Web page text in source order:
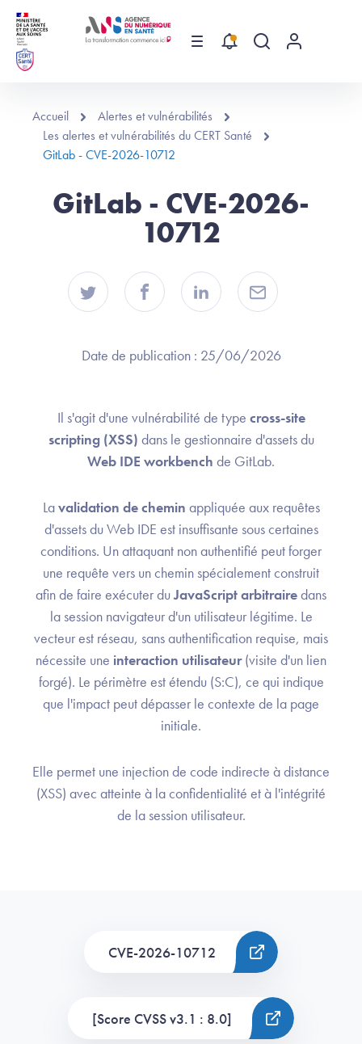
Aller au contenu principal
Menu Recherche
Menu
Accueil
Alertes et vulnérabilités
Les alertes et vulnérabilités du CERT Santé
GitLab - CVE-2026-10712
GitLab - CVE-2026-
10712
Date de publication : 25/06/2026
Il s'agit d'une vulnérabilité de type cross-site
scripting (XSS) dans le gestionnaire d'assets du
Web IDE workbench de GitLab.
Lavalidation de chemin appliquée aux requêtes
d'assets du Web IDE est insuffisante sous certaines
conditions. Un attaquant non authentifié peut forger
une requête vers un chemin spécialement construit
afin de faire exécuter duJavaScript arbitrairedans
la session navigateur d'un utilisateur légitime. Le
vecteur est réseau, sans authentification requise, mais
nécessite une interaction utilisateur(visite d'un lien
forgé). Le périmètre est étendu (S:C), ce qui indique
que l'impact peut dépasser le contexte de la page
initiale.
Elle permet une injection de code indirecte à distance
(XSS) avec atteinte à la confidentialité et à l'intégrité
de la session utilisateur.
CVE-2026-10712
[Score CVSS v3.1 : 8.0]